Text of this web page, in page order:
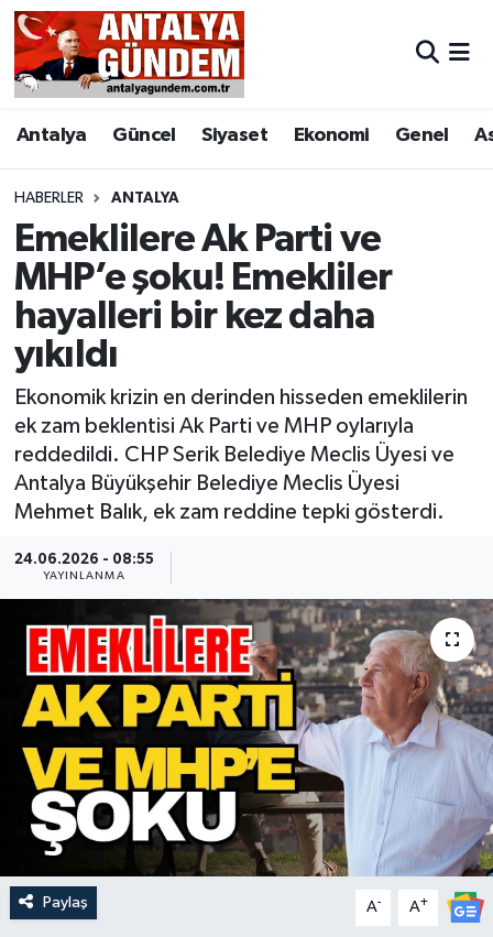
Antalya Güncel Siyaset Ekonomi Genel
HABERLER ANTALYA
Emeklilere Ak Parti ve
MHP’e şoku! Emekliler
hayalleri bir kez daha
yıkıldı
Ekonomik krizin en derinden hisseden emeklilerin
ek zam beklentisi Ak Parti ve MHP oylarıyla
reddedildi. CHP Serik Belediye Meclis Üyesi ve
Antalya Büyükşehir Belediye Meclis Üyesi
Mehmet Balık, ek zam reddine tepki gösterdi.
24.06.2026 - 08:55
YAYINLANMA
Paylaş A- A+
Antalya
Asayiş
Bilim & Teknoloji
Bölge
EĞİTİM
Ekonomi
Genel
Görüntülü Haber
Kültür & Sanat
Magazin
Resmi İlan
Sağlık & Yaşam
Siyaset
Antalya Nöbetçi Eczaneler
Antalya Hava Durumu
Antalya Namaz Vakitleri
Antalya Trafik Yoğunluk Haritası
Süper Lig Puan Durumu ve Fikstür
Tüm Manşetler
Son Dakika Haberleri
Haber Arşivi